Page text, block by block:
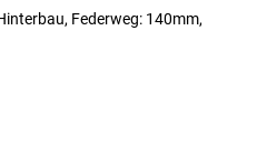
Federweg: 140mm,